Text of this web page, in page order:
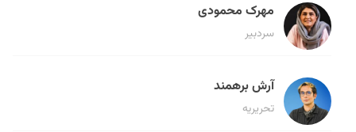
مهرک محمودی
سردبیر
آرش برهمند
تحریریه